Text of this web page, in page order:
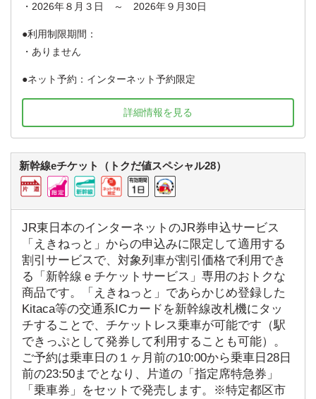
・2026年８月３日 ～ 2026年９月30日
利用制限期間：
・ありません
ネット予約：インターネット予約限定
詳細情報を見る
新幹線eチケット（トクだ値スペシャル28）
JR東日本のインターネットのJR券申込サービス
「えきねっと」からの申込みに限定して適用する
割引サービスで、対象列車が割引価格で利用でき
る「新幹線ｅチケットサービス」専用のおトクな
商品です。「えきねっと」であらかじめ登録した
Kitaca等の交通系ICカードを新幹線改札機にタッ
チすることで、チケットレス乗車が可能です（駅
できっぷとして発券して利用することも可能）。
ご予約は乗車日の１ヶ月前の10:00から乗車日28日
前の23:50までとなり、片道の「指定席特急券」
「乗車券」をセットで発売します。※特定都区市